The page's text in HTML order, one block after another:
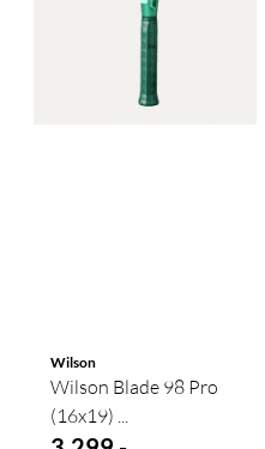
Wilson
Wilson Blade 98 Pro
(16x19) ...